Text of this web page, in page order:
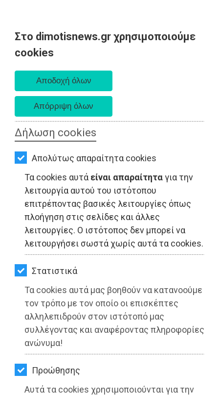
Στο dimotisnews.gr χρησιμοποιούμε
cookies
Δήλωση cookies
Απολύτως απαραίτητα cookies
Τα cookies αυτά είναι απαραίτηταγια την
λειτουργία αυτού του ιστότοπου
επιτρέποντας βασικές λειτουργίες όπως
πλοήγηση στις σελίδες και άλλες
λειτουργίες. Ο ιστότοπος δεν μπορεί να
λειτουργήσει σωστά χωρίς αυτά τα cookies.
Στατιστικά
Τα cookies αυτά μας βοηθούν να κατανοούμε
τον τρόπο με τον οποίο οι επισκέπτες
αλληλεπιδρούν στον ιστότοπό μας
συλλέγοντας και αναφέροντας πληροφορίες
ανώνυμα!
Προώθησης
Αυτά τα cookies χρησιμοποιούνται για την
AΡΧΙΚΗ
ΕΙΔΗΣΕΙΣ
ΠΟΛΙΤΙΚΗ
ΤΟΠΙΚΗ
ΑΥΤΟΔΙΟΙΚΗΣΗ
ΟΙΚΟΝΟΜΙΑ
ΑΘΛΗΤΙΣΜΟΣ
ΠΟΛΙΤΙΣΜΟΣ
ΣΠΙΤΙ-
ΚΗΠΟΣ
ΥΓΕΙΑ
LIFESTYLE
ΤΑΞΙΔΙΑ
ΕΞΟΔΟΣ
ΠΕΡΙΒΑΛΛΟΝ
ΚΑΤΟΙΚΙΔΙΟ
ΑΓΓΕΛΙΕΣ
ΤΟΠΙΚΗ ΑΥΤΟΔΙΟΙΚΗΣΗ - Περιφέρεια Αττικής
ΕΔΣΝΑ: «Πράσινη» διαχείριση των
απορριμμάτων της Αττικής - Β΄ φάση
του διαγωνισμού